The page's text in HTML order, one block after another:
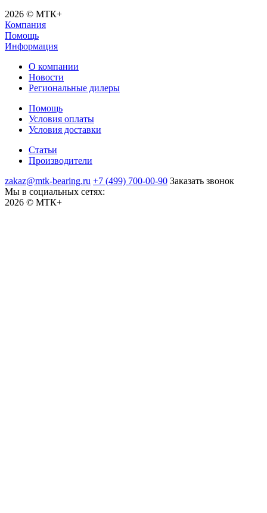
2026 © МТК+
Компания
Помощь
Информация
О компании
Новости
Региональные дилеры
Помощь
Условия оплаты
Условия доставки
Статьи
Производители
zakaz@mtk-bearing.ru +7 (499) 700-00-90 Заказать звонок
Мы в социальных сетях:
2026 © МТК+